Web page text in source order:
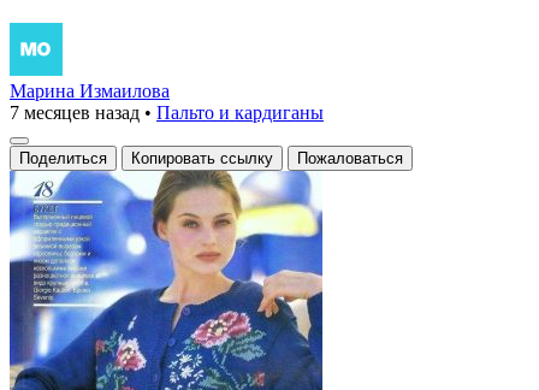
Марина Измаилова
7 месяцев назад • Пальто и кардиганы
Поделиться Копировать ссылку Пожаловаться